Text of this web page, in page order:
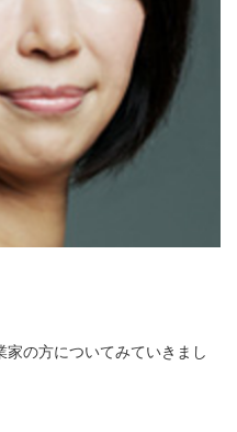
の方についてみていきまし